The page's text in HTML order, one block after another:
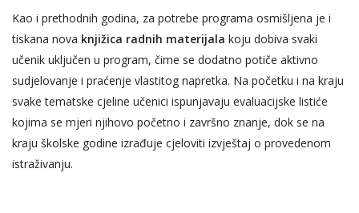
Kao i prethodnih godina, za potrebe programa osmišljena je i
tiskana nova knjižica radnih materijala koju dobiva svaki
učenik uključen u program, čime se dodatno potiče aktivno
sudjelovanje i praćenje vlastitog napretka. Na početku i na kraju
svake tematske cjeline učenici ispunjavaju evaluacijske listiće
kojima se mjeri njihovo početno i završno znanje, dok se na
kraju školske godine izrađuje cjeloviti izvještaj o provedenom
istraživanju.